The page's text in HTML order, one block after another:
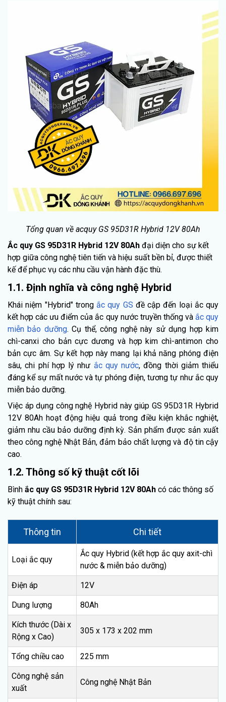
Tổng quan về acquy GS 95D31R Hybrid 12V 80Ah
Ắc quy GS 95D31R Hybrid 12V 80Ah đại diện cho sự kết
hợp giữa công nghệ tiên tiến và hiệu suất bền bỉ, được thiết
kế để phục vụ các nhu cầu vận hành đặc thù.
1.1. Định nghĩa và công nghệ Hybrid
Khái niệm "Hybrid" trong ắc quy GS đề cập đến loại ắc quy
kết hợp các ưu điểm của ắc quy nước truyền thống và ắc quy
miễn bảo dưỡng. Cụ thể, công nghệ này sử dụng hợp kim
chì-canxi cho bản cực dương và hợp kim chì-antimon cho
bản cực âm. Sự kết hợp này mang lại khả năng phóng điện
sâu, chi phí hợp lý như ắc quy nước, đồng thời giảm thiểu
đáng kể sự mất nước và tự phóng điện, tương tự như ắc quy
miễn bảo dưỡng.
Việc áp dụng công nghệ Hybrid này giúp GS 95D31R Hybrid
12V 80Ah hoạt động hiệu quả trong điều kiện khắc nghiệt,
giảm nhu cầu bảo dưỡng định kỳ. Sản phẩm được sản xuất
theo công nghệ Nhật Bản, đảm bảo chất lượng và độ tin cậy
cao.
1.2. Thông số kỹ thuật cốt lõi
Bình ắc quy GS 95D31R Hybrid 12V 80Ah có các thông số
kỹ thuật chính sau:
Thông tin Chi tiết
Loại ắc quy
Ắc quy Hybrid (kết hợp ắc quy axit-chì
nước & miễn bảo dưỡng)
Điện áp 12V
Dung lượng 80Ah
Kích thước (Dài x
Rộng x Cao)
305 x 173 x 202 mm
Tổng chiều cao 225 mm
Công nghệ sản
xuất
Công nghệ Nhật Bản